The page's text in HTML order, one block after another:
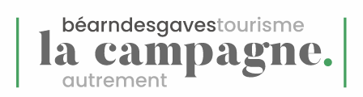
Menu
CARRESSE-SALIES FOOTBALL CLUB